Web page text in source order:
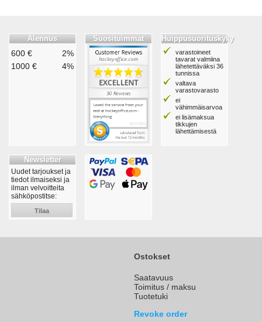
Alennus
600 €
2%
1000 €
4%
Suosituimmat Huippusuorituskyky
varastoineet
tavarat valmiina
lähetettäväksi 36
tunnissa
valtava
varastovarasto
ei
vähimmäisarvoa
ei lisämaksua
tikkujen
lähettämisestä
Newsletter
Uudet tarjoukset ja
tiedot ilmaiseksi ja
ilman velvoitteita
sähköpostitse:
Tilaa
Ostokset
Saatavuus
Toimitus / maksu
Tuotetuki
Revoke order